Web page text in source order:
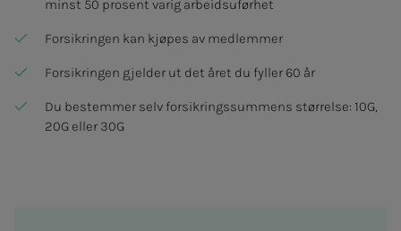
minst 50 prosent varig arbeidsuførhet
Forsikringen kan kjøpes av medlemmer
Forsikringen gjelder ut det året du fyller 60 år
Du bestemmer selv forsikringssummens størrelse: 10G,
20G eller 30G